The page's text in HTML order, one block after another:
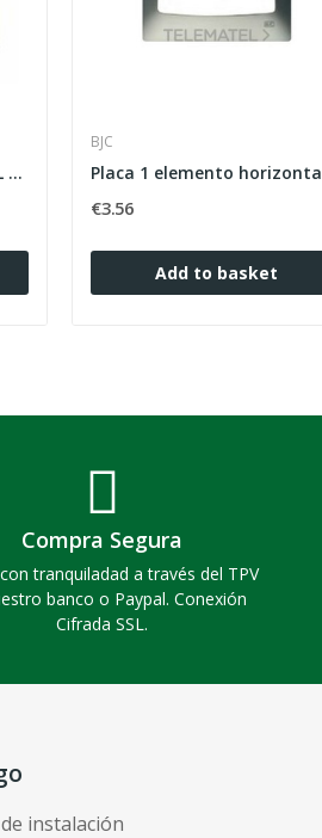
FAN SODECA 40 HELICOIDAL MURAL HCD
BJC
€3.56
Add to basket
Compra Segura
tranquiladad a través del TPV
banco o Paypal. Conexión
Cifrada SSL.
instalación